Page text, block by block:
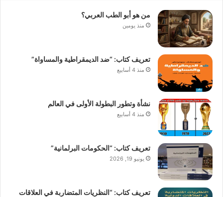
من هو أبو الطب العربي؟
منذ يومين
تعريف كتاب: “ضد الديمقراطية والمساواة”
منذ 4 أسابيع
نشأة وتطور البطولة الأولى في العالم
منذ 4 أسابيع
تعريف كتاب: “الحكومات البرلمانية”
يونيو 19, 2026
تعريف كتاب: “النظريات المتضاربة في العلاقات